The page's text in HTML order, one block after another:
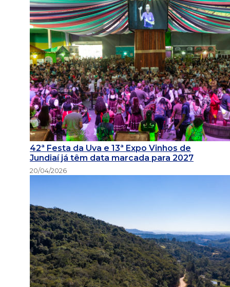
42ª Festa da Uva e 13ª Expo Vinhos de
Jundiaí já têm data marcada para 2027
20/04/2026